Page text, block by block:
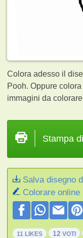
Colora adesso il
Pooh. Oppure
immagini da
Stampa
Salva disegno
Colorare online
11 LIKES 12 VOTI